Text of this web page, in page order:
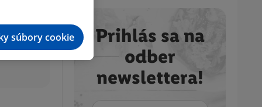
Prihlás sa na
odber
newslettera!
súbory cookie